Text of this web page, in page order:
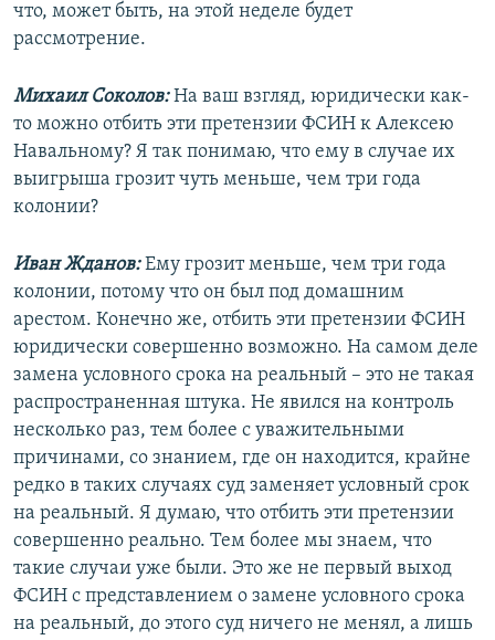
что, может быть, на этой неделе будет
рассмотрение.
Михаил Соколов:На ваш взгляд, юридически как-
то можно отбить эти претензии ФСИН к Алексею
Навальному? Я так понимаю, что ему в случае их
выигрыша грозит чуть меньше, чем три года
колонии?
Иван Жданов:Ему грозит меньше, чем три года
колонии, потому что он был под домашним
арестом. Конечно же, отбить эти претензии ФСИН
юридически совершенно возможно. На самом деле
замена условного срока на реальный – это не такая
распространенная штука. Не явился на контроль
несколько раз, тем более с уважительными
причинами, со знанием, где он находится, крайне
редко в таких случаях суд заменяет условный срок
на реальный. Я думаю, что отбить эти претензии
совершенно реально. Тем более мы знаем, что
такие случаи уже были. Это же не первый выход
ФСИН с представлением о замене условного срока
на реальный, до этого суд ничего не менял, а лишь